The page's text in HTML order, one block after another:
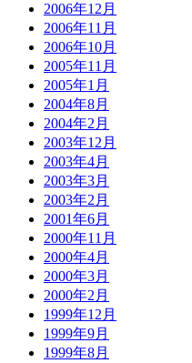
2006年12月
2006年11月
2006年10月
2005年11月
2005年1月
2004年8月
2004年2月
2003年12月
2003年4月
2003年3月
2003年2月
2001年6月
2000年11月
2000年4月
2000年3月
2000年2月
1999年12月
1999年9月
1999年8月